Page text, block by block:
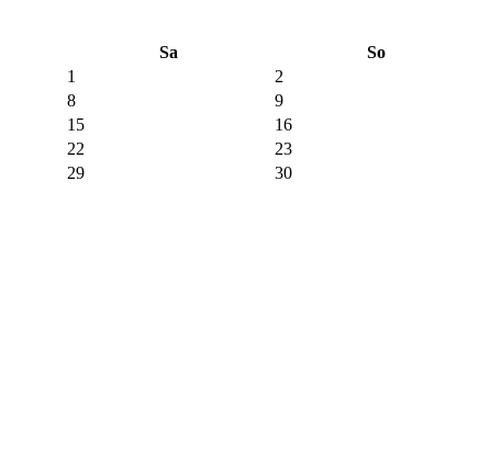
Sa
So
1
2
8
9
15
16
22
23
29
30